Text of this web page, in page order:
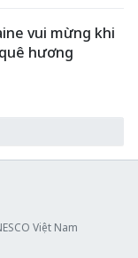
vui mừng khi
hương
Việt Nam